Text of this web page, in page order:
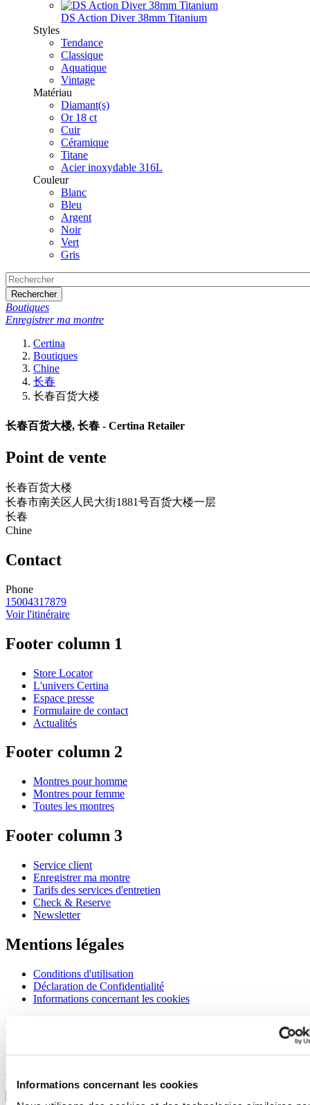
Informations concernant les cookies
DS Action Diver 38mm Titanium
Styles
Tendance
Classique
Aquatique
Vintage
Matériau
Diamant(s)
Or 18 ct
Cuir
Céramique
Titane
Acier inoxydable 316L
Couleur
Blanc
Bleu
Argent
Noir
Vert
Gris
Rechercher
Boutiques
Enregistrer ma montre
Certina
Boutiques
Chine
长春
长春百货大楼
长春百货大楼, 长春 - Certina Retailer
Point de vente
长春百货大楼
长春市南关区人民大街1881号百货大楼一层
长春
Chine
Contact
Phone
15004317879
Voir l'itinéraire
Footer column 1
Store Locator
L'univers Certina
Espace presse
Formulaire de contact
Actualités
Footer column 2
Montres pour homme
Montres pour femme
Toutes les montres
Footer column 3
Service client
Enregistrer ma montre
Tarifs des services d'entretien
Check & Reserve
Newsletter
Mentions légales
Conditions d'utilisation
Déclaration de Confidentialité
Informations concernant les cookies
Rejoignez le club CERTINA
Sélectionner un pays/une région